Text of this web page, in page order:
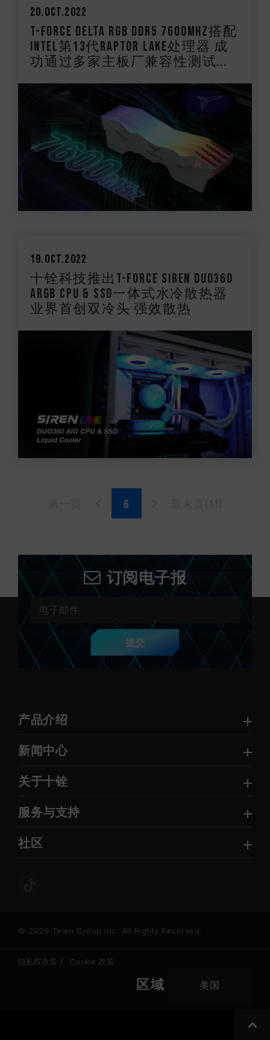
20.Oct.2022
T-FORCE DELTA RGB DDR5 7600MHz搭配
Intel第13代Raptor Lake处理器 成
功通过多家主板厂兼容性测试...
19.Oct.2022
十铨科技推出T-FORCE SIREN DUO360
ARGB CPU & SSD一体式水冷散热器
业界首创双冷头 强效散热
订阅电子报
提交
产品介绍
新闻中心
关于十铨
服务与支持
社区
© 2026 Team Group Inc. All Rights Reserved.
隐私权政策 Cookie 政策
区域 美国